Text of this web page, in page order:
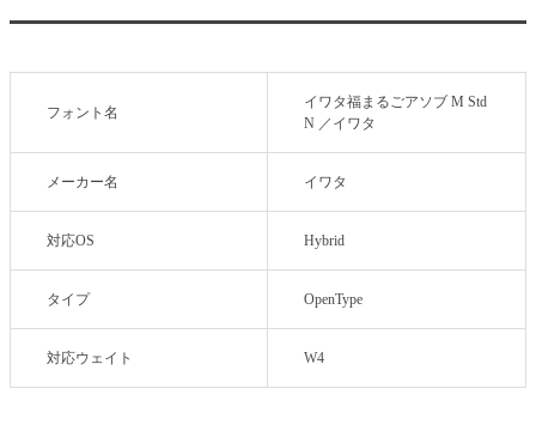
フォント名
イワタ福まるごアソブ M Std
N ／イワタ
メーカー名 イワタ
対応OS Hybrid
タイプ OpenType
対応ウェイト W4